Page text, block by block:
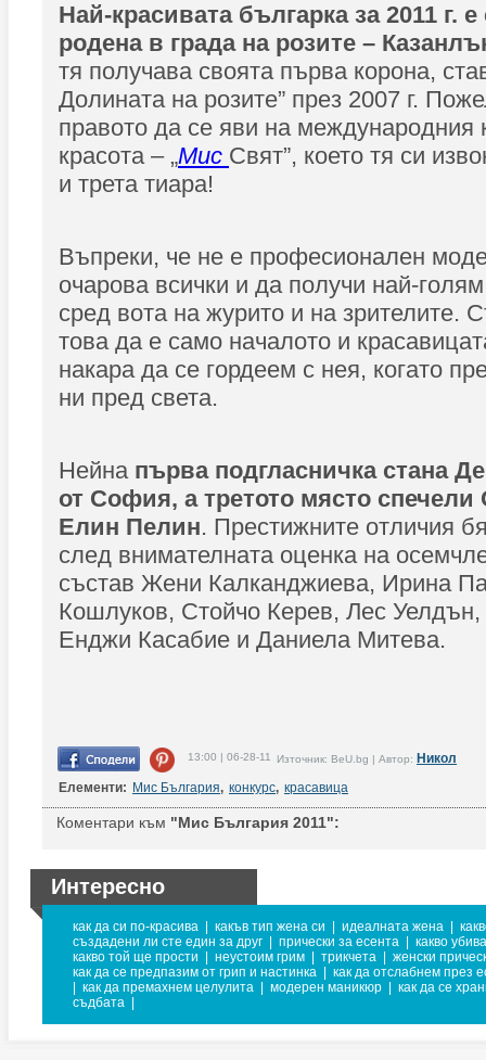
Най-красивата българка за 2011 г.
родена в града на розите –
тя получава своята първа корона,
Долината на розите” през 2007 г.
правото да се яви на международния
красота – „Мис Свят”, което тя си
и трета тиара!
Въпреки, че не е професионален
очарова всички и да получи най-
сред вота на журито и на зрителите.
това да е само началото и
накара да се гордеем с нея, когато
ни пред света.
Нейна първа подгласничка стана
от София, а третото място
Елин Пелин. Престижните отличия
след внимателната оценка на
състав Жени Калканджиева, Ирина
Кошлуков, Стойчо Керев, Лес
Енджи Касабие и Даниела Митева.
13:00 | 06-28-11 Източник: BeU.bg | Автор: Никол
Елементи: Мис България, конкурс, красавица
Коментари към "Мис България 2011":
Интересно
как да си по-красива какъв тип жена си идеалната жена
създадени ли сте един за друг
прически за есента
какво
какво той ще прости
неустоим грим трикчета
женски
как да се предпазим от грип и настинка
как да отслабнем през
как да премахнем целулита модерен маникюр
как да се
съдбата